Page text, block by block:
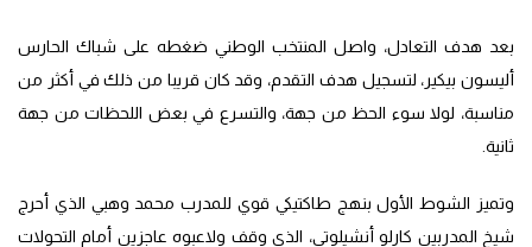
بعد هدف التعادل، واصل المنتخب الوطني ضغطه على شباك الحارس
أليسون بيكير، لتسجيل هدف التقدم، وقد كان قريبا من ذلك في أكثر من
مناسبة، لولا سوء الحظ من جهة، والتسرع في بعض اللحظات من جهة
ثانية.
وتميز الشوط الأول بنهج طاكتيكي قوي للمدرب محمد وهبي الذي أحرج
شيخ المدربين كارلو أنشيلوتي، الذي وقف ولاعبوه عاجزين أمام التحولات